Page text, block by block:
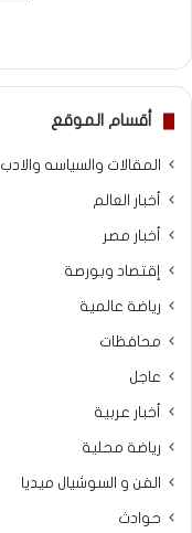
أقسام الموقع
المقالات والسياسه والادب
أخبار العالم
أخبار مصر
إقتصاد وبورصة
رياضة عالمية
محافظات
عاجل
أخبار عربية
رياضة محلية
الفن و السوشيال ميديا
حوادث